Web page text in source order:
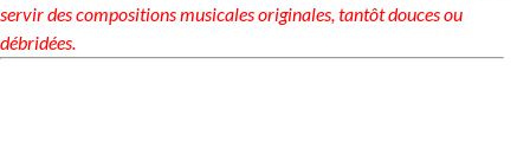
servir des compositions musicales originales, tantôt douces ou
débridées.